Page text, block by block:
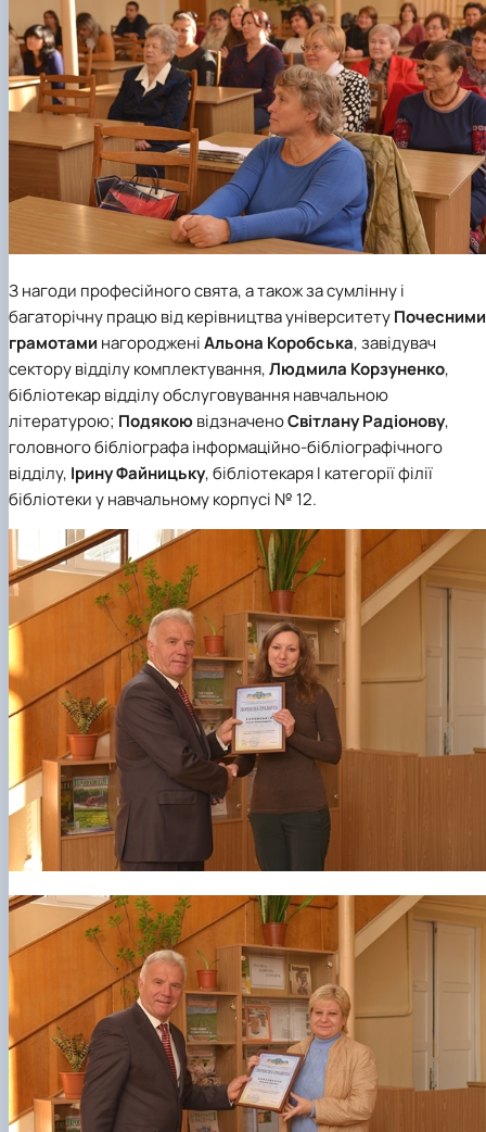
З нагоди професійного свята, а також за сумлінну і
багаторічну працю від керівництва університетуПочесними
грамотами нагородженіАльона Коробська, завідувач
сектору відділу комплектування,Людмила Корзуненко,
бібліотекар відділу обслуговування навчальною
літературою; ПодякоювідзначеноСвітлану Радіонову,
головного бібліографа інформаційно-бібліографічного
відділу, Ірину Файницьку, бібліотекаря І категорії філії
бібліотеки у навчальному корпусі № 12.